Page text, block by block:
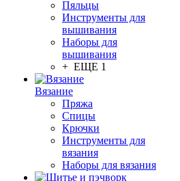
Пяльцы
Инструменты для
вышивания
Наборы для
вышивания
+ ЕЩЕ 1
Вязание
Пряжа
Спицы
Крючки
Инструменты для
вязания
Наборы для вязания